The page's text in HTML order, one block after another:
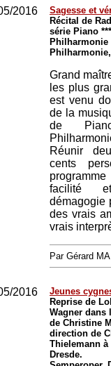
2016
Sagesse et
Récital de
série Piano
Philharmonie
Grand
les plus
est venu
de la
de
Réunir
cents
facilité
démagogie
des vrais
vrais
Par Gérard
2016
Jeunes
Reprise de
Wagner dans
de Christine
direction de
Thielemann
Dresde.